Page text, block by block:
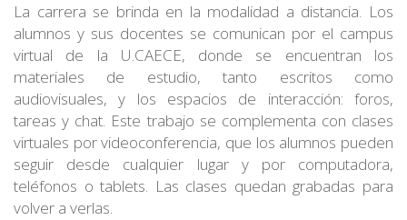
La carrera se brinda en la modalidad a distancia. Los
alumnos y sus docentes se comunican por el campus
virtual de la U.CAECE, donde se encuentran los
materiales de estudio, tanto escritos como
audiovisuales, y los espacios de interacción: foros,
tareas y chat. Este trabajo se complementa con clases
virtuales por videoconferencia, que los alumnos pueden
seguir desde cualquier lugar y por computadora,
teléfonos o tablets. Las clases quedan grabadas para
volver a verlas.